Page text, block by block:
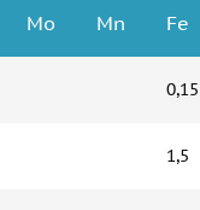
Мо Mn Fe
0,15
1,5